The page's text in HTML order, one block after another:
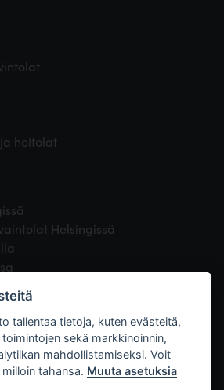
hoitolat
Helsingissä
tallentaa tietoja, kuten evästeitä,
sekä markkinoinnin,
mahdollistamiseksi. Voit
tahansa. Muuta asetuksia